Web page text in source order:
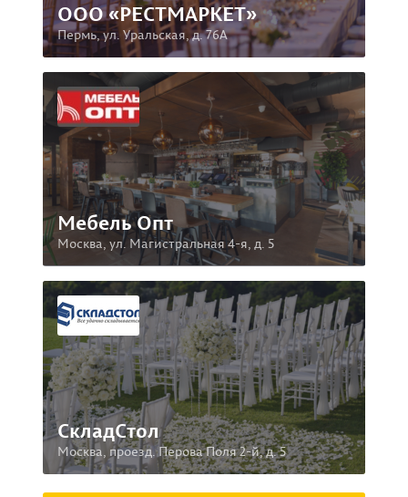
ООО «РЕСТМАРКЕТ»
Пермь, ул. Уральская, д. 76А
Мебель Опт
Москва, ул. Магистральная 4-я, д. 5
СкладСтол
Москва, проезд. Перова Поля 2-й, д. 5